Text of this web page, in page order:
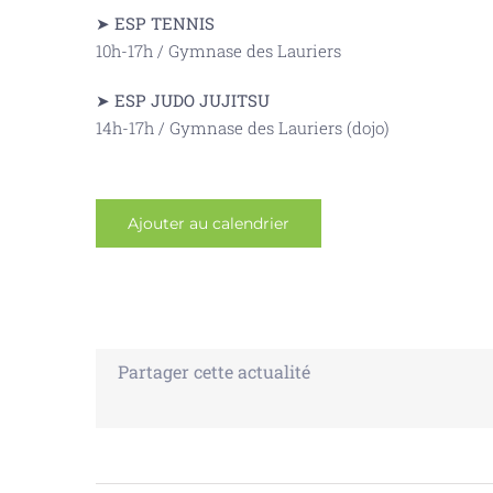
➤ ESP TENNIS
10h-17h / Gymnase des Lauriers
➤ ESP JUDO JUJITSU
14h-17h / Gymnase des Lauriers (dojo)
Ajouter au calendrier
Partager cette actualité